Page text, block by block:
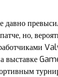
давно
но,